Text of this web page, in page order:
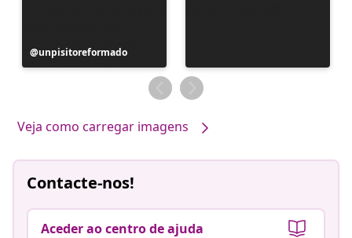
Postagem
publicada
unpisitoreformado
Veja como carregar imagens
Contacte-nos!
Aceder ao centro de ajuda